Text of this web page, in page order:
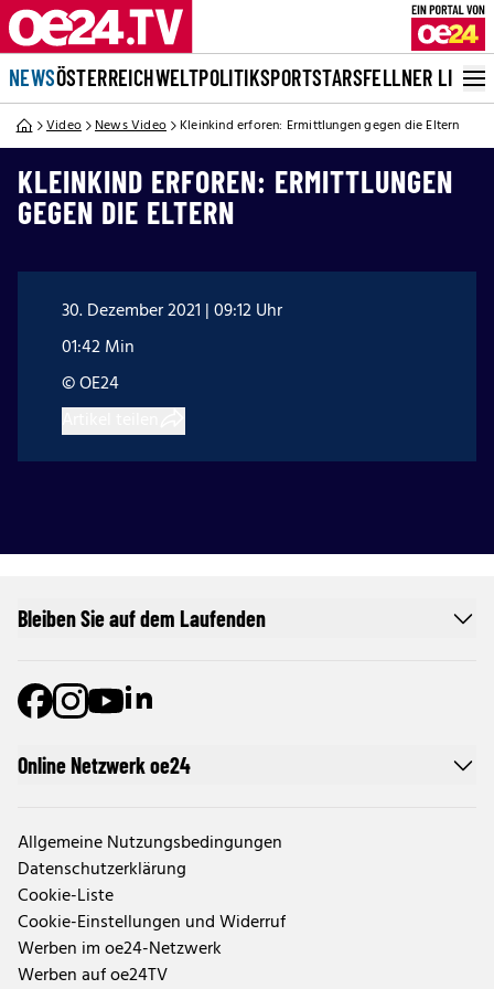
NEWSÖSTERREICHWELTPOLITIKSPORTSTARSFELLNER LIVE
Video News Video Kleinkind erforen: Ermittlungen gegen die Eltern
KLEINKIND ERFOREN: ERMITTLUNGEN
GEGEN DIE ELTERN
30. Dezember 2021 | 09:12 Uhr
01:42 Min
© OE24
Online Netzwerk oe24
Allgemeine Nutzungsbedingungen
Datenschutzerklärung
Cookie-Liste
Cookie-Einstellungen und Widerruf
Werben im oe24-Netzwerk
Werben auf oe24TV
Bleiben Sie auf dem Laufenden